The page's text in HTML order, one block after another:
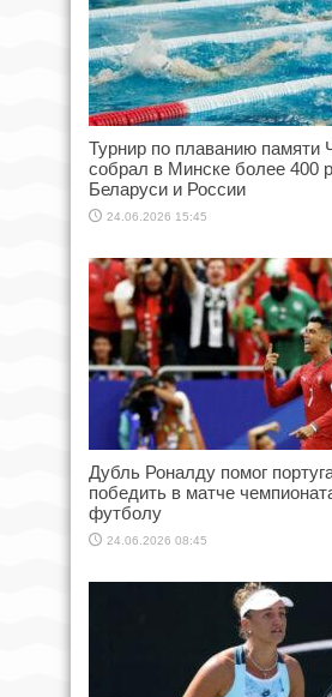
Турнир по плаванию памяти
собрал в Минске более 400
Беларуси и России
24.06.2026 15:45
Дубль Роналду помог
победить в матче
футболу
24.06.2026 08:45